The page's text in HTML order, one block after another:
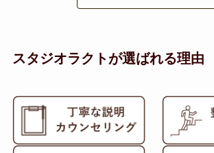
スタジオラクトが選ばれる理由